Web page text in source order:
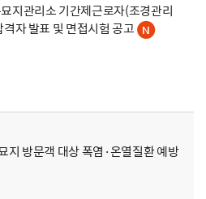
지관리소 기간제근로자(조경관리
자 발표 및 면접시험 공고
지 방문객 대상 폭염·온열질환 예방